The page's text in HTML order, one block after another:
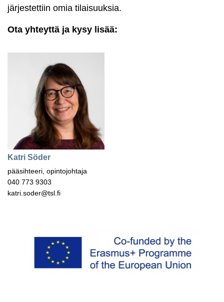
järjestettiin omia tilaisuuksia.
Ota yhteyttä ja kysy lisää:
Katri Söder
pääsihteeri, opintojohtaja
040 773 9303
katri.soder@tsl.fi